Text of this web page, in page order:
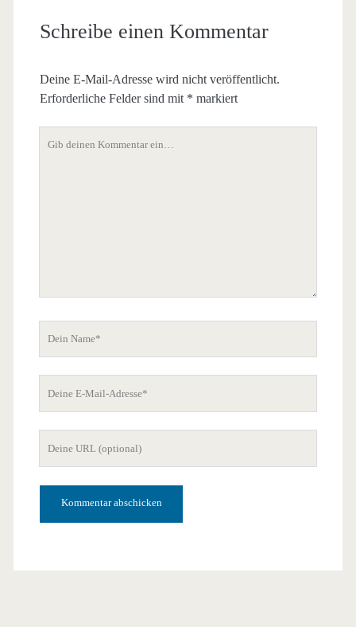
Schreibe einen Kommentar
Deine E-Mail-Adresse wird nicht veröffentlicht.
Erforderliche Felder sind mit * markiert
Adresse